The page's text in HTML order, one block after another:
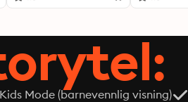
Kids Mode (barnevennlig visning)